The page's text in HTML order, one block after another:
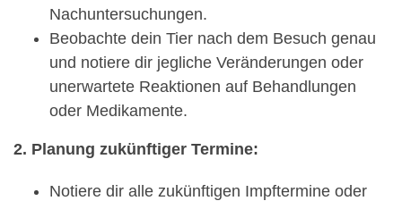
Nachuntersuchungen.
Beobachte dein Tier nach dem Besuch genau
und notiere dir jegliche Veränderungen oder
unerwartete Reaktionen auf Behandlungen
oder Medikamente.
2. Planung zukünftiger Termine:
Notiere dir alle zukünftigen Impftermine oder